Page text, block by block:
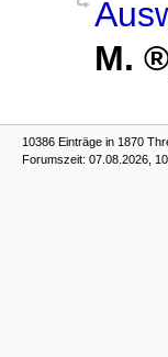
M.
10386 Einträge in 1870
Forumszeit: 07.08.2026,